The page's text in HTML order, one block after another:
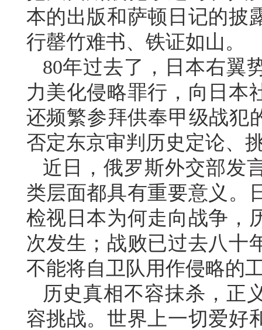
本的出版和萨顿日记的披
行罄竹难书、铁证如山。
80年过去了，日本右翼
力美化侵略罪行，向日本
还频繁参拜供奉甲级战犯
否定东京审判历史定论、
近日，俄罗斯外交部发
类层面都具有重要意义。
检视日本为何走向战争，
次发生；战败已过去八十
不能将自卫队用作侵略的
历史真相不容抹杀，正
容挑战。世界上一切爱好